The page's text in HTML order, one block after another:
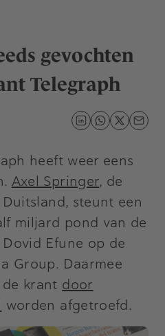
gevochten
Telegraph
heeft weer eens
Axel Springer, de
steunt een
miljard pond van de
Efune op de
Group. Daarmee
krant door
worden afgetroefd.